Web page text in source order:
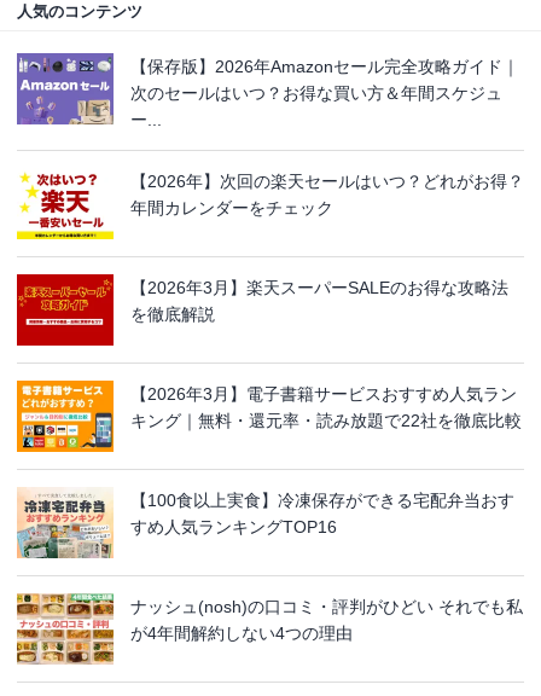
人気のコンテンツ
【保存版】2026年Amazonセール完全攻略ガイド｜
次のセールはいつ？お得な買い方＆年間スケジュ
ー...
【2026年】次回の楽天セールはいつ？どれがお得？
年間カレンダーをチェック
【2026年3月】楽天スーパーSALEのお得な攻略法
を徹底解説
【2026年3月】電子書籍サービスおすすめ人気ラン
キング｜無料・還元率・読み放題で22社を徹底比較
【100食以上実食】冷凍保存ができる宅配弁当おす
すめ人気ランキングTOP16
ナッシュ(nosh)の口コミ・評判がひどい それでも私
が4年間解約しない4つの理由